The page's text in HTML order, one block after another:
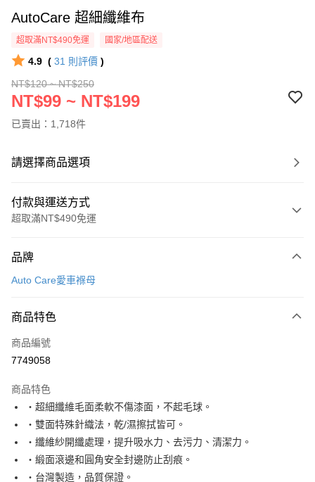
AutoCare 超細纖維布
超取滿NT$490免運 國家/地區配送
4.9 ( 31 則評價 )
NT$120 ~ NT$250
NT$99 ~ NT$199
已賣出：1,718件
請選擇商品選項
付款與運送方式
超取滿NT$490免運
信用卡一次付款
3 期 0 利率 每期
合作金庫商業銀行
上海商業儲蓄銀行
臺灣中小企業銀行
匯豐（台灣）商業銀行
華泰商業銀行
聯邦商業銀行
遠東國際商業銀行
元大商業銀行
永豐商業銀行
玉山商業銀行
星展（台灣）商業銀行
超商取貨付款
LINE Pay
Apple Pay
街口支付
悠遊付
Google Pay
品牌
Auto Care愛車褓母
商品特色
商品編號
7749058
商品特色
‧超細纖維毛面柔軟不傷漆面，不起毛球。
‧雙面特殊針織法，乾/濕擦拭皆可。
‧纖維紗開纖處理，提升吸水力、去污力、清潔力。
‧緞面滾邊和圓角安全封邊防止刮痕。
‧台灣製造，品質保證。